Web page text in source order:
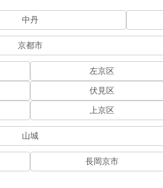
中丹
京都市
左京区
伏見区
上京区
山城
長岡京市